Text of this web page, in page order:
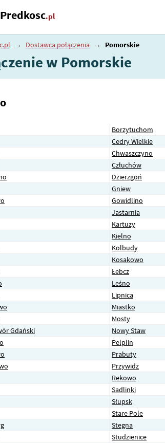
Predkosc.pl
→ Dostawca połączenia → Pomorskie
w Pomorskie
Borzytuchom
Cedry Wielkie
Chwaszczyno
Człuchów
Dzierzgoń
Gniew
Gowidlino
Jastarnia
Kartuzy
Kielno
Kolbudy
Kosakowo
Łebcz
Leśno
Lipnica
Miastko
Mosty
Gdański
Nowy Staw
Pelplin
Prabuty
Przywidz
Rekowo
Sadlinki
Słupsk
Stare Pole
Stegna
Studzienice